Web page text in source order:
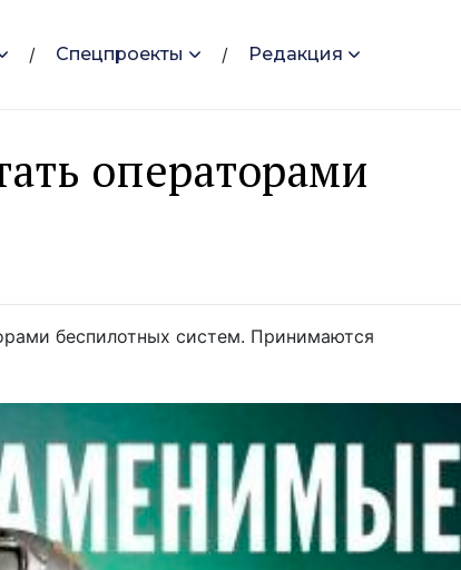
Спецпроекты Редакция
оперaторами
беспилотных систем. Принимаются